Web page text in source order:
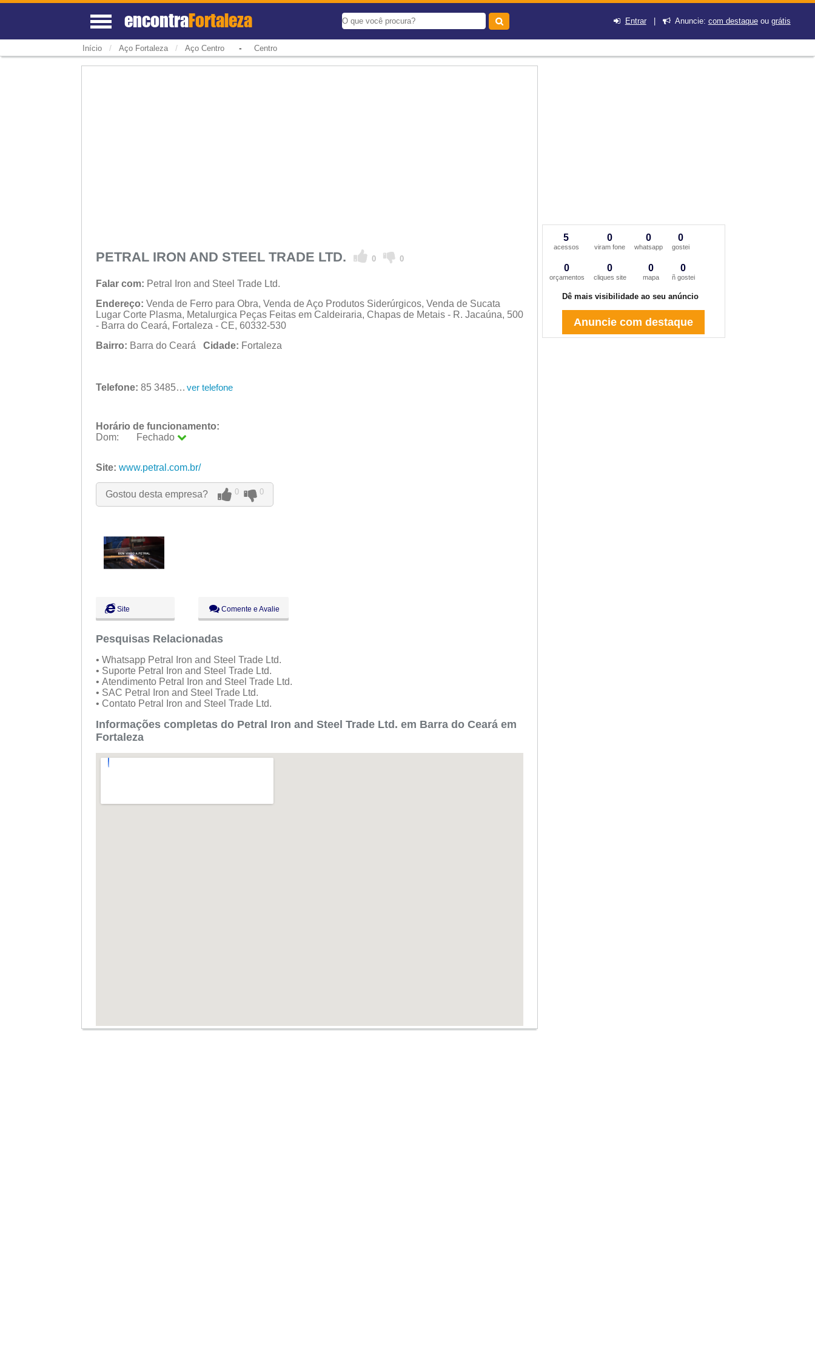
encontraFortaleza Entrar| Anuncie: com destaqueou grátis
Início / Aço Fortaleza / Aço Centro- Centro
PETRAL IRON AND STEEL TRADE LTD. 0 0
Falar com: Petral Iron and Steel Trade Ltd.
Endereço: Venda de Ferro para Obra, Venda de Aço Produtos Siderúrgicos, Venda de Sucata
Lugar Corte Plasma, Metalurgica Peças Feitas em Caldeiraria, Chapas de Metais - R. Jacaúna, 500
- Barra do Ceará, Fortaleza - CE, 60332-530
Bairro: Barra do Ceará Cidade: Fortaleza
Telefone: 85 3485-0153 ver telefone
Horário de funcionamento:
Dom:
Fechado
Ter:
09:00 - 18:00
Qui:
09:00 - 18:00
Sex:
09:00 - 18:00
Site: www.petral.com.br/
Gostou desta empresa? 0 0
Site Comente e Avalie
Pesquisas Relacionadas
• Whatsapp Petral Iron and Steel Trade Ltd.
• Suporte Petral Iron and Steel Trade Ltd.
• Atendimento Petral Iron and Steel Trade Ltd.
• SAC Petral Iron and Steel Trade Ltd.
• Contato Petral Iron and Steel Trade Ltd.
Informações completas do Petral Iron and Steel Trade Ltd. em Barra do Ceará em
Fortaleza
5
acessos
0
viram fone
0
whatsapp
0
gostei
0
orçamentos
0
cliques site
0
mapa
0
ñ gostei
Dê mais visibilidade ao seu anúncio
Anuncie com destaque